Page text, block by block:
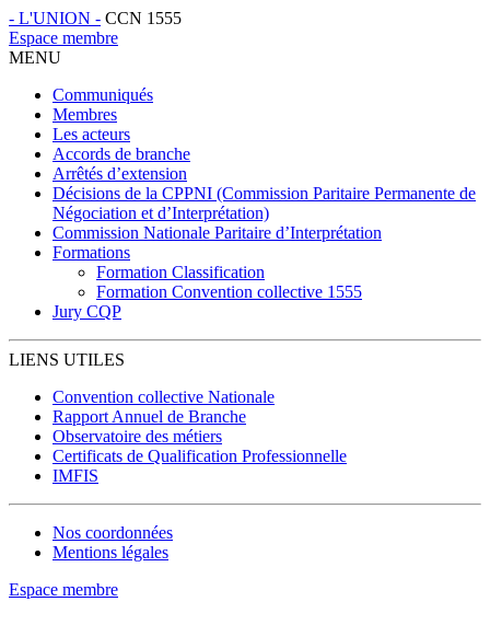
- L'UNION - CCN 1555
Espace membre
MENU
Communiqués
Membres
Les acteurs
Accords de branche
Arrêtés d’extension
Décisions de la CPPNI (Commission Paritaire Permanente de
Négociation et d’Interprétation)
Commission Nationale Paritaire d’Interprétation
Formations
Formation Classification
Formation Convention collective 1555
Jury CQP
LIENS UTILES
Convention collective Nationale
Rapport Annuel de Branche
Observatoire des métiers
Certificats de Qualification Professionnelle
IMFIS
Nos coordonnées
Mentions légales
Espace membre